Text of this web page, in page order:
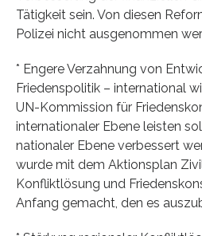
Tätigkeit sein. Von diesen
Polizei nicht ausgenommen
* Engere Verzahnung von
Friedenspolitik – international
UN-Kommission für
internationaler Ebene leisten
nationaler Ebene verbessert
wurde mit dem Aktionsplan
Konfliktlösung und
Anfang gemacht, den es